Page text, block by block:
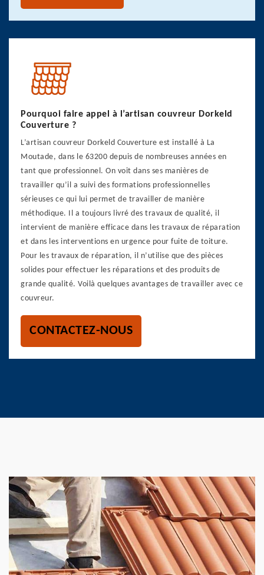
Pourquoi faire appel à l’artisan couvreur Dorkeld
Couverture ?
L’artisan couvreur Dorkeld Couverture est installé à La
Moutade, dans le 63200 depuis de nombreuses années en
tant que professionnel. On voit dans ses manières de
travailler qu’il a suivi des formations professionnelles
sérieuses ce qui lui permet de travailler de manière
méthodique. Il a toujours livré des travaux de qualité, il
intervient de manière efficace dans les travaux de réparation
et dans les interventions en urgence pour fuite de toiture.
Pour les travaux de réparation, il n’utilise que des pièces
solides pour effectuer les réparations et des produits de
grande qualité. Voilà quelques avantages de travailler avec ce
couvreur.
CONTACTEZ-NOUS